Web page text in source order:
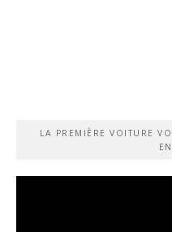
LA PREMIÈRE VOITURE